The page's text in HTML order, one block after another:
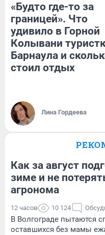
«Будто где-то за
границей». Что
удивило в Горной
Колывани
Барнаула и
стоил отдых
Лина Гордеева
Как за август
зиме и не
агронома
12 часов 10 124
В Волгограде пытаются
оставшихся без мамы